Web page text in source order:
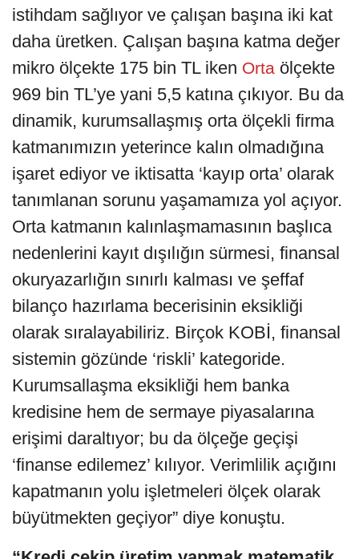
istihdam sağlıyor ve çalışan başına iki kat
daha üretken. Çalışan başına katma değer
mikro ölçekte 175 bin TL iken Orta ölçekte
969 bin TL’ye yani 5,5 katına çıkıyor. Bu da
dinamik, kurumsallaşmış orta ölçekli firma
katmanımızın yeterince kalın olmadığına
işaret ediyor ve iktisatta ‘kayıp orta’ olarak
tanımlanan sorunu yaşamamıza yol açıyor.
Orta katmanın kalınlaşmamasının başlıca
nedenlerini kayıt dışılığın sürmesi, finansal
okuryazarlığın sınırlı kalması ve şeffaf
bilanço hazırlama becerisinin eksikliği
olarak sıralayabiliriz. Birçok KOBİ, finansal
sistemin gözünde ‘riskli’ kategoride.
Kurumsallaşma eksikliği hem banka
kredisine hem de sermaye piyasalarına
erişimi daraltıyor; bu da ölçeğe geçişi
‘finanse edilemez’ kılıyor. Verimlilik açığını
kapatmanın yolu işletmeleri ölçek olarak
büyütmekten geçiyor” diye konuştu.